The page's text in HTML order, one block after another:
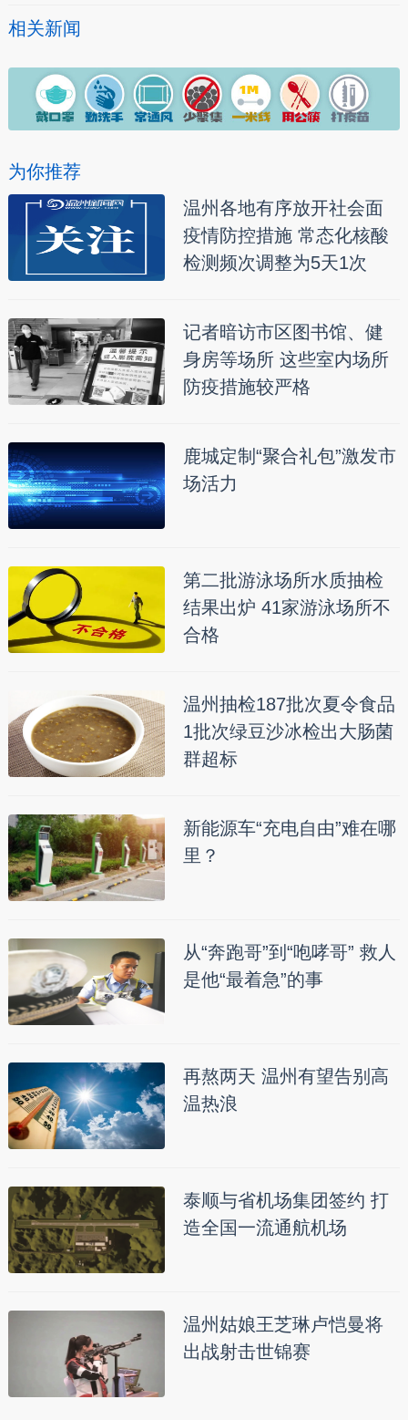
相关新闻
为你推荐
温州各地有序放开社会面
疫情防控措施 常态化核酸
检测频次调整为5天1次
记者暗访市区图书馆、健
身房等场所 这些室内场所
防疫措施较严格
鹿城定制“聚合礼包”激发市
场活力
第二批游泳场所水质抽检
结果出炉 41家游泳场所不
合格
温州抽检187批次夏令食品
1批次绿豆沙冰检出大肠菌
群超标
新能源车“充电自由”难在哪
里？
从“奔跑哥”到“咆哮哥” 救人
是他“最着急”的事
再熬两天 温州有望告别高
温热浪
泰顺与省机场集团签约 打
造全国一流通航机场
温州姑娘王芝琳卢恺曼将
出战射击世锦赛